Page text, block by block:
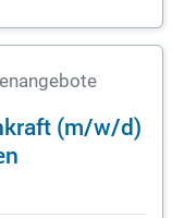
(m/w/d)